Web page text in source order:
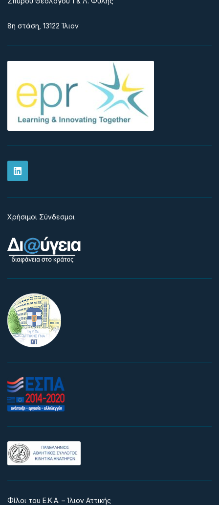
8η στάση, 13122 Ίλιον
Χρήσιμοι Σύνδεσμοι
Φίλοι του Ε.Κ.Α. – Ίλιον Αττικής